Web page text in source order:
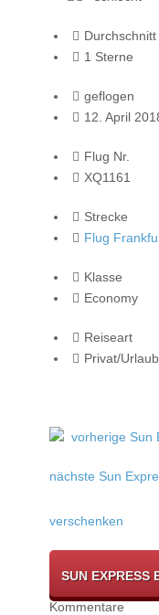
Durchschnitt
1 Sterne
geflogen
12. April
Flug Nr.
XQ1161
Strecke
Flug
Klasse
Economy
Reiseart
Privat/Urlaub
vorherige Sun
nächste Sun
verschenken
SUN EXPRESS
Kommentare